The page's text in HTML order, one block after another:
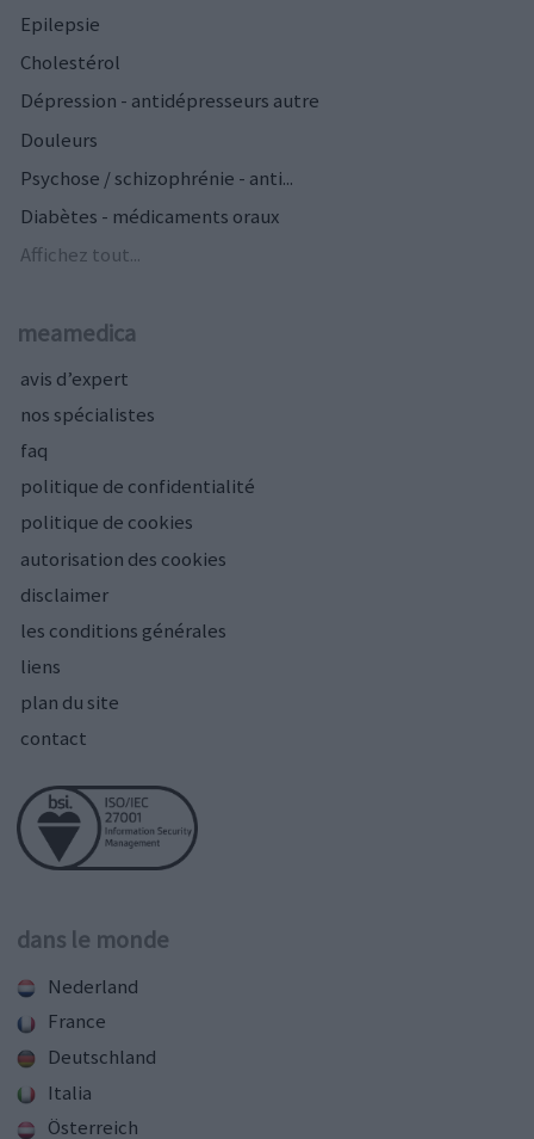
Epilepsie
Cholestérol
Dépression - antidépresseurs autre
Douleurs
Psychose / schizophrénie - anti...
Diabètes - médicaments oraux
Affichez tout...
meamedica
avis d’expert
nos spécialistes
faq
politique de confidentialité
politique de cookies
autorisation des cookies
disclaimer
les conditions générales
liens
plan du site
contact
dans le monde
Nederland
France
Deutschland
Italia
Österreich